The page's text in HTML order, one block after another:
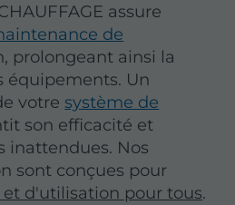
assure
de
prolongeant ainsi la
équipements. Un
votresystème de
son efficacité et
inattendues. Nos
sont conçues pour
et d'utilisation pour tous.